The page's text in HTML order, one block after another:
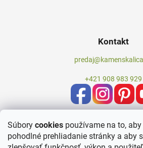
Súbory cookies používame na to,
pohodlné prehliadanie stránky a aby
Kontakt
+421 908 983 929